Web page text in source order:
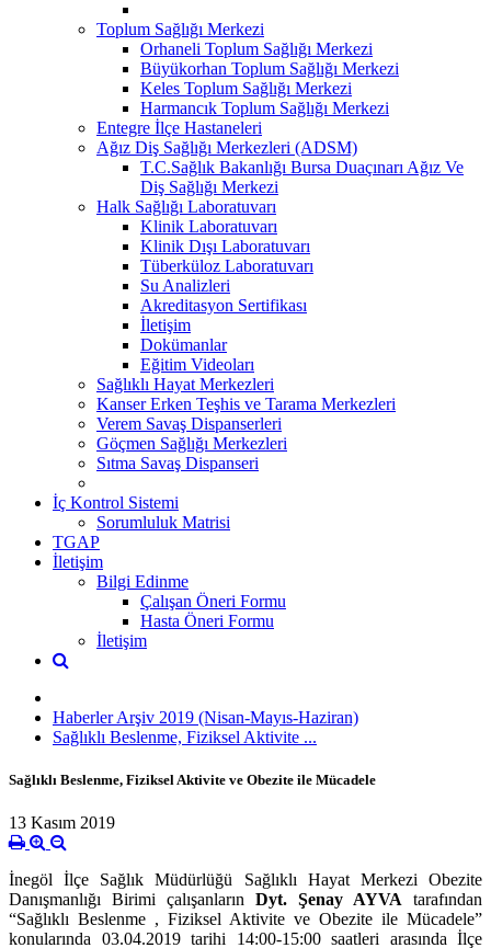
Toplum Sağlığı Merkezi
Orhaneli Toplum Sağlığı Merkezi
Büyükorhan Toplum Sağlığı Merkezi
Keles Toplum Sağlığı Merkezi
Harmancık Toplum Sağlığı Merkezi
Entegre İlçe Hastaneleri
Ağız Diş Sağlığı Merkezleri (ADSM)
T.C.Sağlık Bakanlığı Bursa Duaçınarı Ağız Ve
Diş Sağlığı Merkezi
Halk Sağlığı Laboratuvarı
Klinik Laboratuvarı
Klinik Dışı Laboratuvarı
Tüberküloz Laboratuvarı
Su Analizleri
Akreditasyon Sertifikası
İletişim
Dokümanlar
Eğitim Videoları
Sağlıklı Hayat Merkezleri
Kanser Erken Teşhis ve Tarama Merkezleri
Verem Savaş Dispanserleri
Göçmen Sağlığı Merkezleri
Sıtma Savaş Dispanseri
İç Kontrol Sistemi
Sorumluluk Matrisi
TGAP
İletişim
Bilgi Edinme
Çalışan Öneri Formu
Hasta Öneri Formu
İletişim
Haberler Arşiv 2019 (Nisan-Mayıs-Haziran)
Sağlıklı Beslenme, Fiziksel Aktivite ...
Sağlıklı Beslenme, Fiziksel Aktivite ve Obezite ile Mücadele
13 Kasım 2019
İnegöl İlçe Sağlık Müdürlüğü Sağlıklı Hayat Merkezi Obezite
Danışmanlığı Birimi çalışanların Dyt. Şenay AYVA tarafından
“Sağlıklı Beslenme , Fiziksel Aktivite ve Obezite ile Mücadele”
konularında 03.04.2019 tarihi 14:00-15:00 saatleri arasında İlçe